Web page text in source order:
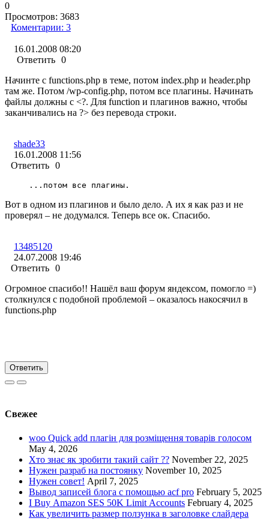
0
Просмотров: 3683
Коментарии: 3
16.01.2008 08:20
Ответить 0
Начинте с functions.php в теме, потом index.php и header.php
там же. Потом /wp-config.php, потом все плагины. Начинать
файлы должны с <?. Для function и плагинов важно, чтобы
заканчивались на ?> без перевода строки.
shade33
16.01.2008 11:56
Ответить 0
...потом все плагины.
Вот в одном из плагинов и было дело. А их я как раз и не
проверял – не додумался. Теперь все ок. Спасибо.
13485120
24.07.2008 19:46
Ответить 0
Огромное спасибо!! Нашёл ваш форум яндексом, помогло =)
столкнулся с подобной проблемой – оказалось накосячил в
functions.php
Ответить
Свежее
woo Quick add плагін для розміщення товарів голосом
May 4, 2026
Хто знає як зробити такий сайт ?? November 22, 2025
Нужен разраб на постоянку November 10, 2025
Нужен совет! April 7, 2025
Вывод записей блога с помощью acf pro February 5, 2025
I Buy Amazon SES 50K Limit Accounts February 4, 2025
Как увеличить размер ползунка в заголовке слайдера